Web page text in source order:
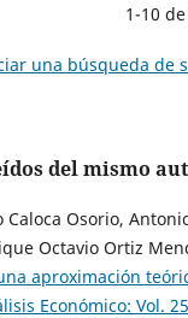
1-10
una búsqueda de
del mismo
Caloca Osorio,
Octavio Ortiz
aproximación
Económico: Vol.